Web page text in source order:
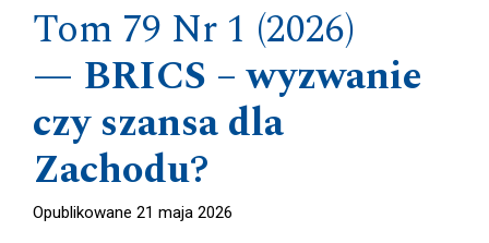
Tom 79 Nr 1 (2026)
BRICS – wyzwanie
czy szansa dla
Zachodu?
Opublikowane 21 maja 2026